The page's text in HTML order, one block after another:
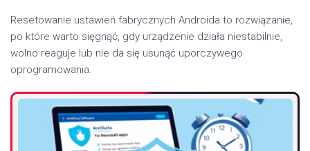
Resetowanie ustawień fabrycznych Androida to rozwiązanie,
po które warto sięgnąć, gdy urządzenie działa niestabilnie,
wolno reaguje lub nie da się usunąć uporczywego
oprogramowania.